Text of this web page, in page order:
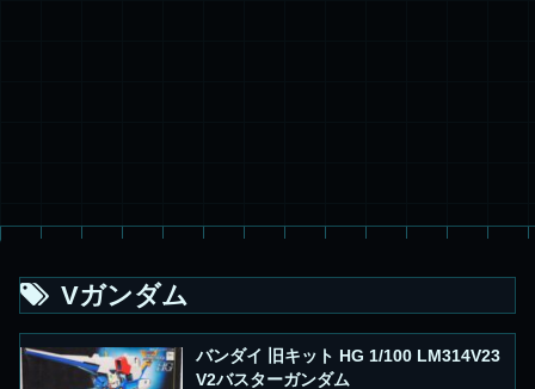
Vガンダム
バンダイ 旧キット HG 1/100 LM314V23
V2バスターガンダム